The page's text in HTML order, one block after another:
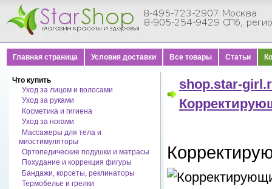
Главная страница Условия доставки Все товары Статьи
Что купить
Уход за лицом и волосами
Уход за руками
Косметика и гигиена
Уход за ногами
Массажеры для тела и
миостимуляторы
Ортопедические подушки и матрасы
Похудание и коррекция фигуры
Бандажи, корсеты, реклинаторы
Термобелье и грелки
shop.star-